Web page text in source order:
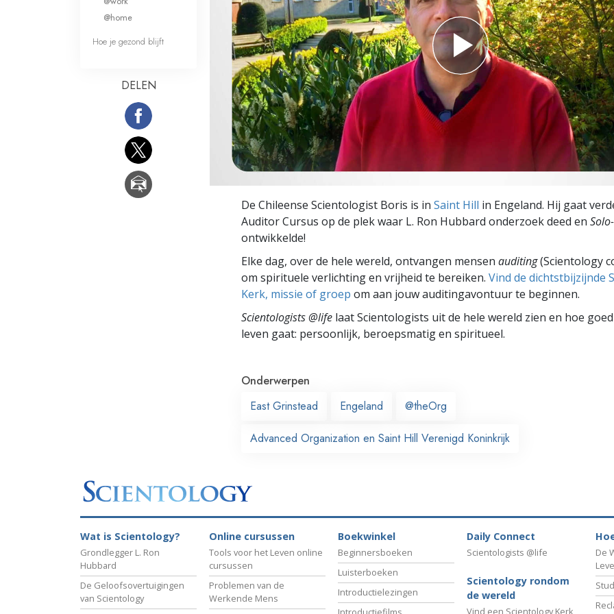
Wat is Grootheid?
De Chileense Scientologist Boris is in Saint Hill in Engeland. Hij gaat
Auditor Cursus op de plek waar L. Ron Hubbard onderzoek deed en
ontwikkelde!
Elke dag, over de hele wereld, ontvangen mensen auditing(Scientology
om spirituele verlichting en vrijheid te bereiken. Vind de dichtstbijzijnde
Kerk, missie of groep om aan jouw auditingavontuur te beginnen.
Scientologists @life laat Scientologists uit de hele wereld zien en hoe
leven gaat: persoonlijk, beroepsmatig en spiritueel.
Onderwerpen
East Grinstead
Engeland @theOrg
Advanced Organization en Saint Hill Verenigd Koninkrijk
@home
Hoe je gezond blijft
DELEN
Wat is Scientology?
Grondlegger L. Ron
Hubbard
De Geloofsovertuigingen
van Scientology
Online cursussen
Tools voor het Leven online
cursussen
Problemen van de
Werkende Mens
Boekwinkel
Beginnersboeken
Luisterboeken
Introductielezingen
Daily Connect
Scientologists @life
Scientology rondom
de wereld
Vind een Scientology Kerk
De